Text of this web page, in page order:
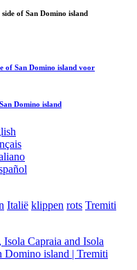
of San Domino island
of San Domino island voor
Domino island
Italië klippen rots Tremiti